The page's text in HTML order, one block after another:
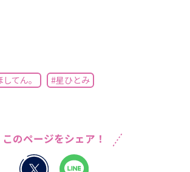
てん。 #星ひとみ
このページをシェア！